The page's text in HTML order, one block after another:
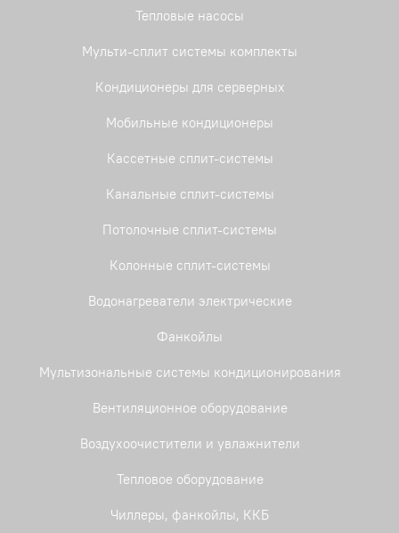
Тепловые насосы
Мульти-сплит системы комплекты
Кондиционеры для серверных
Мобильные кондиционеры
Кассетные сплит-системы
Канальные сплит-системы
Потолочные сплит-системы
Колонные сплит-системы
Водонагреватели электрические
Фанкойлы
Мультизональные системы кондиционирования
Вентиляционное оборудование
Воздухоочистители и увлажнители
Тепловое оборудование
Чиллеры, фанкойлы, ККБ